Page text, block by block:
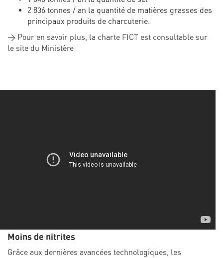
2 836 tonnes / an la quantité de matières grasses des
principaux produits de charcuterie.
> Pour en savoir plus, la charte FICT est consultable sur
le site du Ministère
Moins de nitrites
Grâce aux dernières avancées technologiques, les